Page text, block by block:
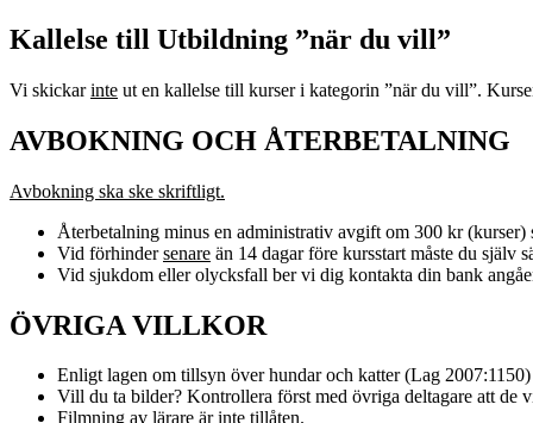
Kallelse till Utbildning ”när du vill”
Vi skickarinte ut en kallelse till kurser i kategorin ”när du vill”.
AVBOKNING OCH ÅTERBETALNING
Avbokning ska ske skriftligt.
Återbetalning minus en administrativ avgift om 300 kr (kurser)
Vid förhindersenare än 14 dagar före kursstart måste du själv
Vid sjukdom eller olycksfall ber vi dig kontakta din bank
ÖVRIGA VILLKOR
Enligt lagen om tillsyn över hundar och katter (Lag
Vill du ta bilder? Kontrollera först med övriga deltagare att de
Filmning av lärare är inte tillåten.